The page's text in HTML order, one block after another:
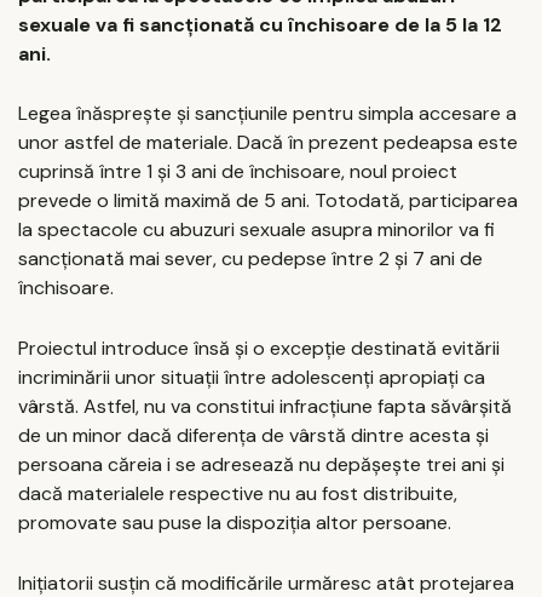
sexuale va fi sancționată cu închisoare de la 5 la 12
ani.
Legea înăsprește și sancțiunile pentru simpla accesare a
unor astfel de materiale. Dacă în prezent pedeapsa este
cuprinsă între 1 și 3 ani de închisoare, noul proiect
prevede o limită maximă de 5 ani. Totodată, participarea
la spectacole cu abuzuri sexuale asupra minorilor va fi
sancționată mai sever, cu pedepse între 2 și 7 ani de
închisoare.
Proiectul introduce însă și o excepție destinată evitării
incriminării unor situații între adolescenți apropiați ca
vârstă. Astfel, nu va constitui infracțiune fapta săvârșită
de un minor dacă diferența de vârstă dintre acesta și
persoana căreia i se adresează nu depășește trei ani și
dacă materialele respective nu au fost distribuite,
promovate sau puse la dispoziția altor persoane.
Inițiatorii susțin că modificările urmăresc atât protejarea